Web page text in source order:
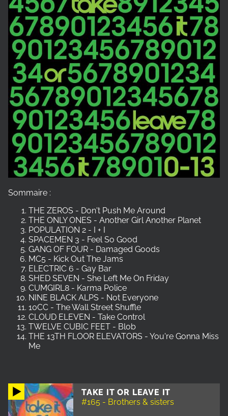
TAKE IT OR LEAVE IT
#165 - Brothers & sisters
Sommaire :
THE ZEROS - Don't Push Me Around
THE ONLY ONES - Another Girl Another Planet
POPULATION 2 - I + I
SPACEMEN 3 - Feel So Good
GANG OF FOUR - Damaged Goods
MC5 - Kick Out The Jams
ELECTRIC 6 - Gay Bar
SHED SEVEN - She Left Me On Friday
CUMGIRL8 - Karma Police
NINE BLACK ALPS - Not Everyone
10CC - The Wall Street Shuffle
CLOUD ELEVEN - Take Control
TWELVE CUBIC FEET - Blob
THE 13TH FLOOR ELEVATORS - You're Gonna Miss
Me